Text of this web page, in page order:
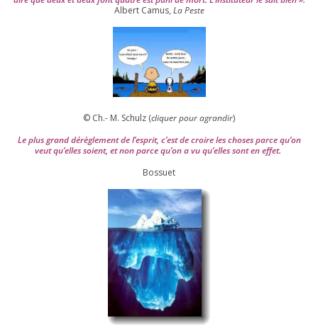
Albert Camus, La Peste
© Ch.- M. Schulz (cli­quer pour agran­dir)
Le plus grand dérè­gle­ment de l’es­prit, c’est de croire les choses parce qu’on
veut qu’elles soient, et non parce qu’on a vu qu’elles sont en effet.
Bossuet